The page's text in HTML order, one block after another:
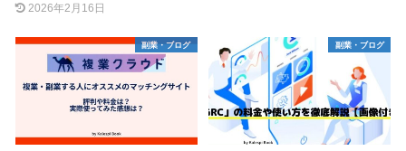
2026年2月16日
副業・ブログ 副業・ブログ